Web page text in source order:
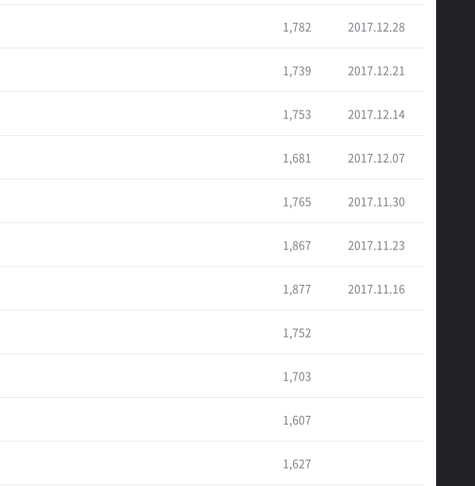
1,782 2017.12.28
1,739 2017.12.21
1,753 2017.12.14
1,681 2017.12.07
1,765 2017.11.30
1,867 2017.11.23
1,877 2017.11.16
1,752
1,703
1,607
1,627